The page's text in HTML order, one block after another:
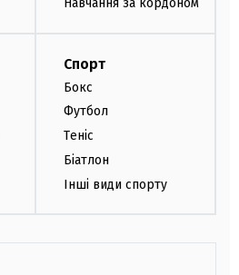
Спорт
Бокс
Футбол
Теніс
Біатлон
Інші види спорту